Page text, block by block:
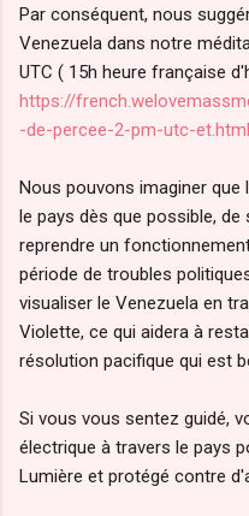
Par conséquent, nous
Venezuela dans notre
UTC ( 15h heure française
https://
-de-percee-2-pm-utc-et.html
Nous pouvons imaginer
le pays dès que possible,
reprendre un
période de troubles
visualiser le Venezuela en
Violette, ce qui aidera à
résolution pacifique qui est
Si vous vous sentez guidé,
électrique à travers le pays
Lumière et protégé contre